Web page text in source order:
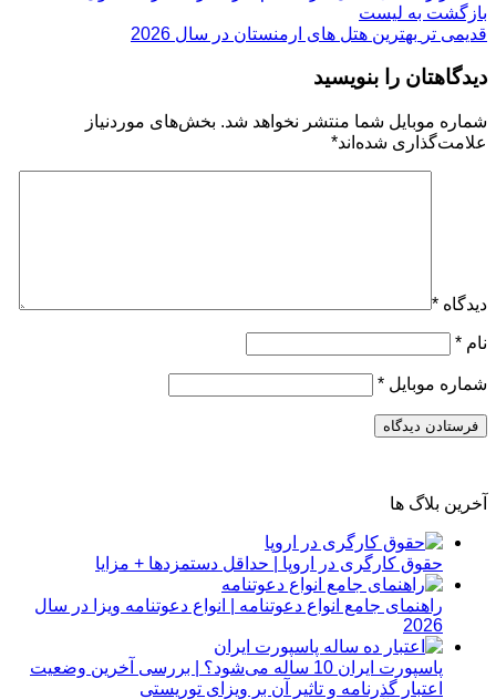
بازگشت به لیست
قدیمی تر بهترین هتل های ارمنستان در سال 2026
دیدگاهتان را بنویسید
شماره موبایل شما منتشر نخواهد شد. بخش‌های موردنیاز
علامت‌گذاری شده‌اند*
دیدگاه *
نام *
شماره موبایل *
آخرین بلاگ ها
حقوق کارگری در اروپا | حداقل دستمزدها + مزایا
راهنمای جامع انواع دعوتنامه | انواع دعوتنامه ویزا در سال
2026
پاسپورت ایران 10 ساله می‌شود؟ | بررسی آخرین وضعیت
اعتبار گذرنامه و تاثیر آن بر ویزای توریستی